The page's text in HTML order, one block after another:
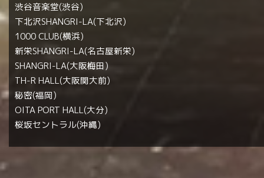
渋谷音楽堂(渋谷)
下北沢SHANGRI-LA(下北沢)
1000 CLUB(横浜)
新栄SHANGRI-LA(名古屋新栄)
SHANGRI-LA(大阪梅田)
TH-R HALL(大阪関大前)
秘密(福岡)
OITA PORT HALL(大分)
桜坂セントラル(沖縄)